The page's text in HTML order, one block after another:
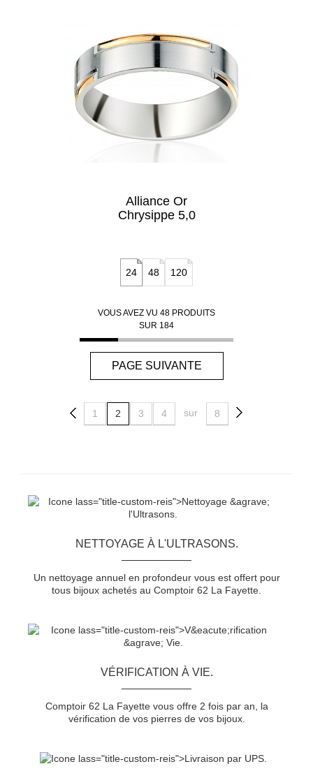
Alliance Or
Chrysippe 5,0
24 48 120
VOUS AVEZ VU 48 PRODUITS
SUR 184
PAGE SUIVANTE
1 2 3 4 sur 8
NETTOYAGE À L'ULTRASONS.
Un nettoyage annuel en profondeur vous est offert pour
tous bijoux achetés au Comptoir 62 La Fayette.
VÉRIFICATION À VIE.
Comptoir 62 La Fayette vous offre 2 fois par an, la
vérification de vos pierres de vos bijoux.